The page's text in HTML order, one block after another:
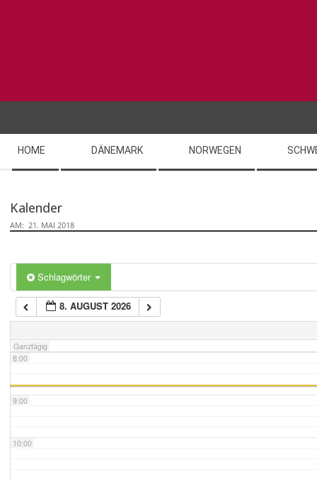
Navigation
Menu
HOME DÄNEMARK NORWEGEN
Kalender
AM: 21. MAI 2018
Schlagwörter
8. AUGUST 2026
Ganztägig
2:00
3:00
5:00
7:00
8:00
9:00
10:00